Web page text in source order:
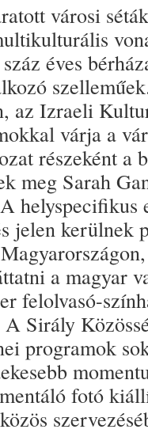
városi
éves
az Izraeli
várja a
részeként a
meg Sarah
helyspecifikus
jelen kerülnek
a magyar
felolvasó-
Sirály
programok
fotó